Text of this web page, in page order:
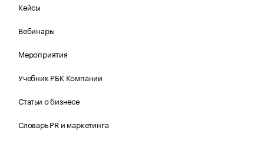
Кейсы
Вебинары
Мероприятия
Учебник РБК Компании
Статьи о бизнесе
Словарь PR и маркетинга